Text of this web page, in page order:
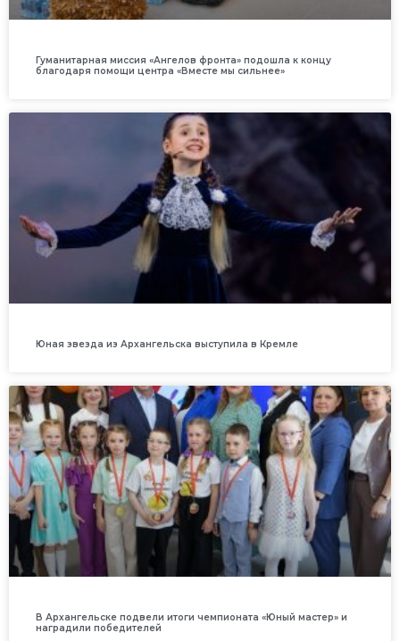
Гуманитарная миссия «Ангелов фронта» подошла к концу
благодаря помощи центра «Вместе мы сильнее»
Юная звезда из Архангельска выступила в Кремле
В Архангельске подвели итоги чемпионата «Юный мастер» и
наградили победителей